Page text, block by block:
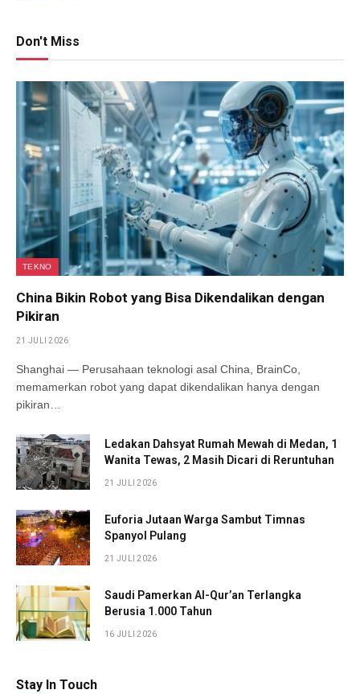
Don't Miss
TEKNO
China Bikin Robot yang Bisa Dikendalikan dengan
Pikiran
21 JULI 2026
Shanghai — Perusahaan teknologi asal China, BrainCo,
memamerkan robot yang dapat dikendalikan hanya dengan
pikiran…
Ledakan Dahsyat Rumah Mewah di Medan, 1
Wanita Tewas, 2 Masih Dicari di Reruntuhan
21 JULI 2026
Euforia Jutaan Warga Sambut Timnas
Spanyol Pulang
21 JULI 2026
Saudi Pamerkan Al-Qur’an Terlangka
Berusia 1.000 Tahun
16 JULI 2026
Stay In Touch